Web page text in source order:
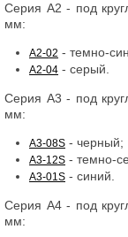
Серия А2 - под
мм:
A2-02 - темно-
A2-04 - серый.
Серия А3 - под
мм:
A3-08S - черный;
A3-12S - темно-
A3-01S - синий.
Серия А4 - под
мм: